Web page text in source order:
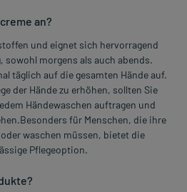
an?
und eignet sich hervorragend
morgens als auch abends.
täglich auf die gesamten Hände auf.
der Hände zu erhöhen, sollten Sie
Händewaschen auftragen und
für Menschen, die ihre
waschen müssen, bietet die
Pflegeoption.